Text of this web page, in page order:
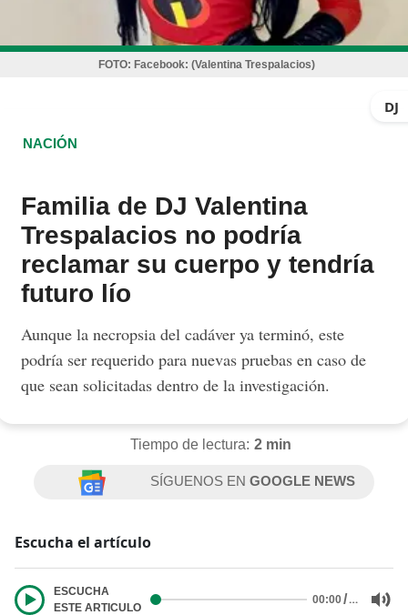
FOTO: Facebook: (Valentina Trespalacios)
DJ
NACIÓN
Familia de DJ Valentina
Trespalacios no podría
reclamar su cuerpo y tendría
futuro lío
Aunque la necropsia del cadáver ya terminó, este
podría ser requerido para nuevas pruebas en caso de
que sean solicitadas dentro de la investigación.
Tiempo de lectura: 2 min
SÍGUENOS ENGOOGLE NEWS
Escucha el artículo
ESCUCHA
ESTE ARTICULO
00:00/…